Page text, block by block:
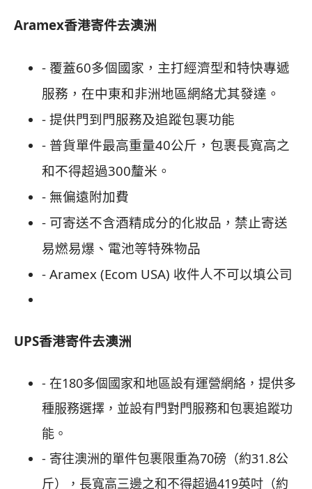
Aramex香港寄件去澳洲
- 覆蓋60多個國家，主打經濟型和特快專遞
服務，在中東和非洲地區網絡尤其發達。
- 提供門到門服務及追蹤包裹功能
- 普貨單件最高重量40公斤，包裹長寬高之
和不得超過300釐米。
- 無偏遠附加費
- 可寄送不含酒精成分的化妝品，禁止寄送
易燃易爆、電池等特殊物品
- Aramex (Ecom USA) 收件人不可以填公司
UPS香港寄件去澳洲
- 在180多個國家和地區設有運營網絡，提供多
種服務選擇，並設有門對門服務和包裹追蹤功
能。
- 寄往澳洲的單件包裹限重為70磅（約31.8公
斤），長寬高三邊之和不得超過419英吋（約